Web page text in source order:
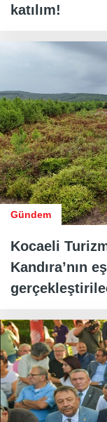
katılım!
Gündem
Kocaeli
Kandıra’nın